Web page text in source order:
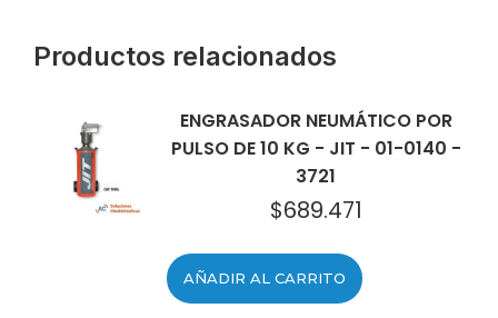
Productos relacionados
ENGRASADOR NEUMÁTICO POR
PULSO DE 10 KG - JIT - 01-0140 -
3721
$689.471
AÑADIR AL CARRITO